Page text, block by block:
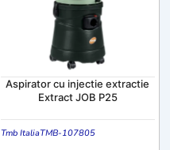
Aspirator cu injectie extractie
Extract JOB P25
Tmb ItaliaTMB-107805